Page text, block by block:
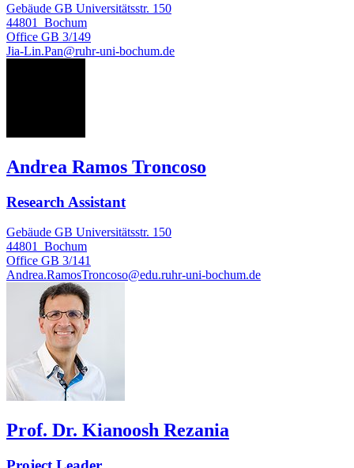
Gebäude GB Universitätsstr. 150
44801
Bochum
Office GB 3/149
Jia-Lin.Pan@ruhr-uni-bochum.de
Andrea Ramos Troncoso
Research Assistant
Gebäude GB Universitätsstr. 150
44801
Bochum
Office GB 3/141
Andrea.RamosTroncoso@edu.ruhr-uni-bochum.de
Prof. Dr. Kianoosh Rezania